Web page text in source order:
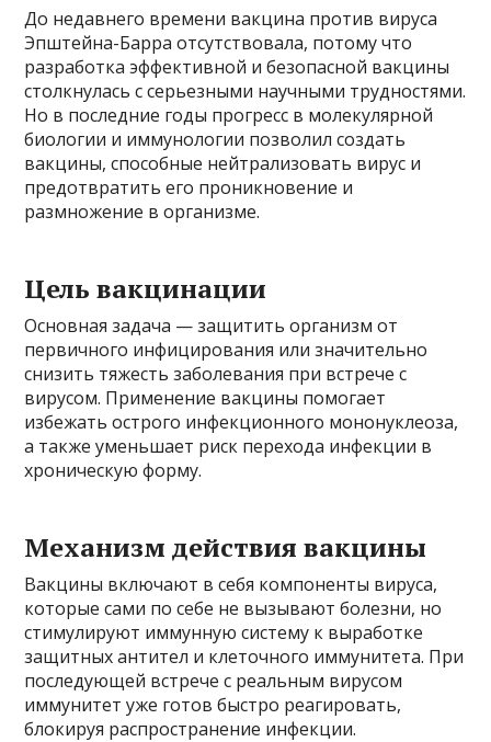
До недавнего времени вакцина против вируса
Эпштейна-Барра отсутствовала, потому что
разработка эффективной и безопасной вакцины
столкнулась с серьезными научными трудностями.
Но в последние годы прогресс в молекулярной
биологии и иммунологии позволил создать
вакцины, способные нейтрализовать вирус и
предотвратить его проникновение и
размножение в организме.
Цель вакцинации
Основная задача — защитить организм от
первичного инфицирования или значительно
снизить тяжесть заболевания при встрече с
вирусом. Применение вакцины помогает
избежать острого инфекционного мононуклеоза,
а также уменьшает риск перехода инфекции в
хроническую форму.
Механизм действия вакцины
Вакцины включают в себя компоненты вируса,
которые сами по себе не вызывают болезни, но
стимулируют иммунную систему к выработке
защитных антител и клеточного иммунитета. При
последующей встрече с реальным вирусом
иммунитет уже готов быстро реагировать,
блокируя распространение инфекции.